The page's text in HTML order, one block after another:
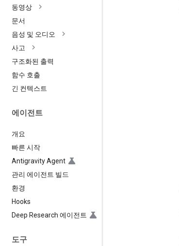
동영상
문서
음성 및 오디오
사고
구조화된 출력
함수 호출
긴 컨텍스트
에이전트
개요
빠른 시작
Antigravity Agent
관리 에이전트 빌드
환경
Hooks
Deep Research 에이전트
도구